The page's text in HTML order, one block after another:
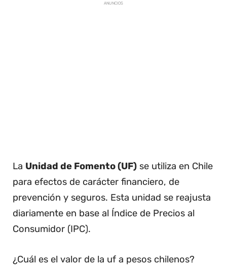
ANUNCIOS
La Unidad de Fomento (UF) se utiliza en Chile
para efectos de carácter financiero, de
prevención y seguros. Esta unidad se reajusta
diariamente en base al Índice de Precios al
Consumidor (IPC).
¿Cuál es el valor de la uf a pesos chilenos?